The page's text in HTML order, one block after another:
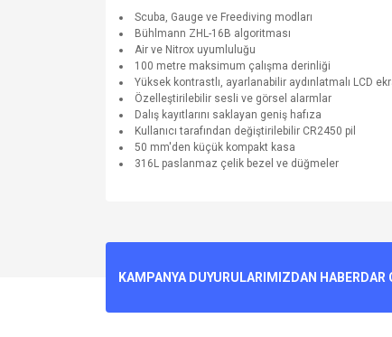
Scuba, Gauge ve Freediving modları
Bühlmann ZHL-16B algoritması
Air ve Nitrox uyumluluğu
100 metre maksimum çalışma derinliği
Yüksek kontrastlı, ayarlanabilir aydınlatmalı LCD
Özelleştirilebilir sesli ve görsel alarmlar
Dalış kayıtlarını saklayan geniş hafıza
Kullanıcı tarafından değiştirilebilir CR2450 pil
50 mm'den küçük kompakt kasa
316L paslanmaz çelik bezel ve düğmeler
Ürün resmi kalitesiz, bozuk veya
KAMPANYA DUYURULARIMIZDAN